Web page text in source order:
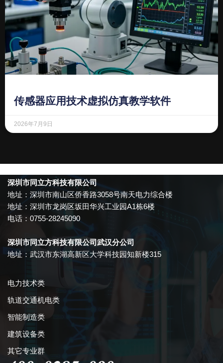
传感器应用技术虚拟仿真教学软件
2026年7月9日
深圳市同立方科技有限公司
地址：深圳市南山区侨香路3058号南天电力综合楼
地址：深圳市龙岗区坂田华兴工业园A1栋6楼
电话：0755-28245090
深圳市同立方科技有限公司武汉分公司
地址：武汉市东湖高新区大学科技园知新楼315
电力技术类
轨道交通机电类
智能制造类
建筑设备类
其它专业群